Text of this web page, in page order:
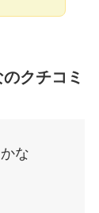
クチコミ
な